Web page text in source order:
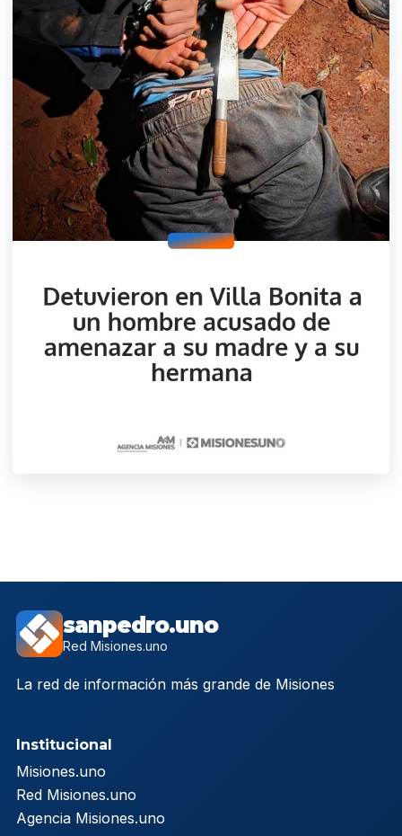
sanpedro.uno
Red Misiones.uno
La red de información más grande de Misiones
Institucional
Misiones.uno
Red Misiones.uno
Agencia Misiones.uno